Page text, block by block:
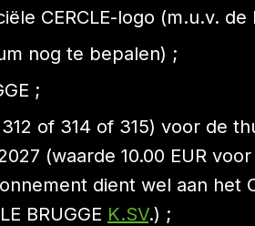
CERCLE-logo (m.u.v. de
nog te bepalen) ;
;
of 314 of 315) voor de
(waarde 10.00 EUR
dient wel aan het
BRUGGE K.SV.) ;